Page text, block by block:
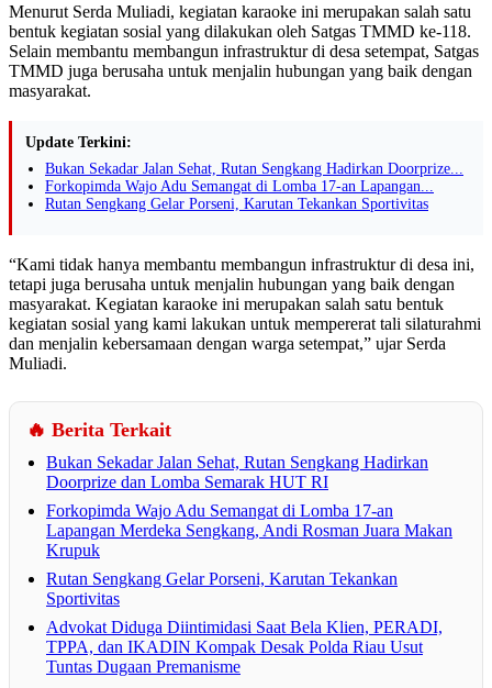
Menurut Serda Muliadi, kegiatan karaoke ini merupakan salah satu
bentuk kegiatan sosial yang dilakukan oleh Satgas TMMD ke-118.
Selain membantu membangun infrastruktur di desa setempat, Satgas
TMMD juga berusaha untuk menjalin hubungan yang baik dengan
masyarakat.
Update Terkini:
Bukan Sekadar Jalan Sehat, Rutan Sengkang Hadirkan Doorprize...
Forkopimda Wajo Adu Semangat di Lomba 17-an Lapangan...
Rutan Sengkang Gelar Porseni, Karutan Tekankan Sportivitas
“Kami tidak hanya membantu membangun infrastruktur di desa ini,
tetapi juga berusaha untuk menjalin hubungan yang baik dengan
masyarakat. Kegiatan karaoke ini merupakan salah satu bentuk
kegiatan sosial yang kami lakukan untuk mempererat tali silaturahmi
dan menjalin kebersamaan dengan warga setempat,” ujar Serda
Muliadi.
🔥 Berita Terkait
Bukan Sekadar Jalan Sehat, Rutan Sengkang Hadirkan
Doorprize dan Lomba Semarak HUT RI
Forkopimda Wajo Adu Semangat di Lomba 17-an
Lapangan Merdeka Sengkang, Andi Rosman Juara Makan
Krupuk
Rutan Sengkang Gelar Porseni, Karutan Tekankan
Sportivitas
Advokat Diduga Diintimidasi Saat Bela Klien, PERADI,
TPPA, dan IKADIN Kompak Desak Polda Riau Usut
Tuntas Dugaan Premanisme